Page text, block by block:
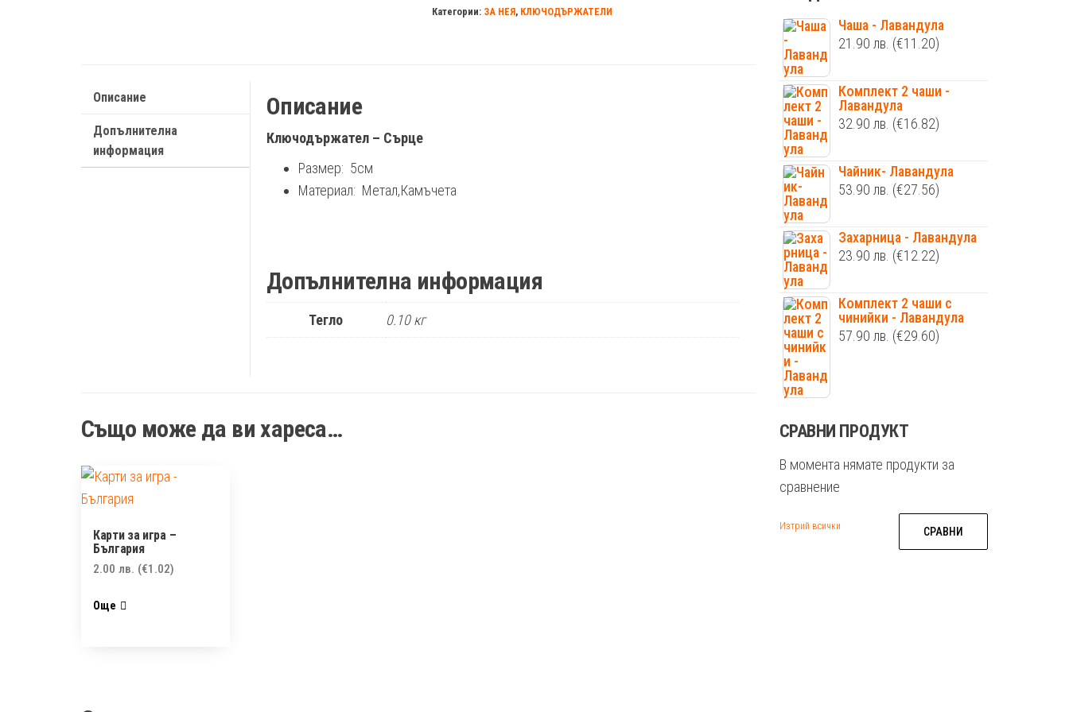
Категории: ЗА НЕЯ, КЛЮЧОДЪРЖАТЕЛИ
Описание
Допълнителна
информация
Описание
Ключодържател – Сърце
Размер: 5см
Материал: Метал,Камъчета
Допълнителна информация
Тегло 0.10 кг
Също може да ви хареса…
Карти за игра –
България
2.00 лв. (€1.02)
Още
Чаша - Лавандула
21.90 лв. (€11.20)
Комплект 2 чаши -
Лавандула
32.90 лв. (€16.82)
Чайник- Лавандула
53.90 лв. (€27.56)
Захарница - Лавандула
23.90 лв. (€12.22)
Комплект 2 чаши с
чинийки - Лавандула
57.90 лв. (€29.60)
СРАВНИ ПРОДУКТ
В момента нямате продукти за
сравнение
Изтрий всички СРАВНИ